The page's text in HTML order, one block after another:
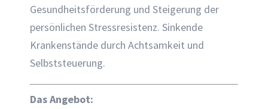
Gesundheitsförderung und Steigerung der
persönlichen Stressresistenz. Sinkende
Krankenstände durch Achtsamkeit und
Selbststeuerung.
Das Angebot: